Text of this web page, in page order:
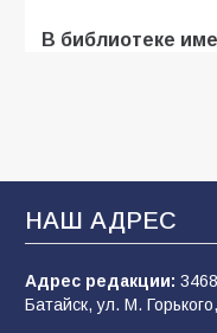
В библиотеке
В Батайске
107
НАШ АДРЕС
Адрес редакции:
Батайск, ул. М.